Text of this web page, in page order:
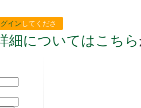
イン してくださ
細についてはこちら